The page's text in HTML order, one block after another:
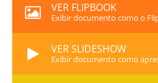
VER FLIPBOOK
Exibir documento como o
VER SLIDESHOW
Exibir documento como